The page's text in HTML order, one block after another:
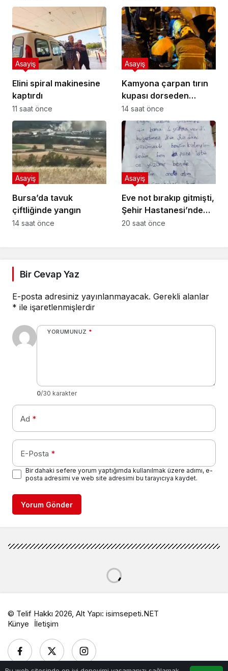
Elini spiral makinesine
kaptırdı
Asayiş
11 saat önce
Kamyona çarpan tırın
kupası dorseden
ayrıldı: 1 ağır yaralı
Asayiş
14 saat önce
Bursa’da tavuk
çiftliğinde yangın
Asayiş
14 saat önce
Eve not bırakıp gitmişti,
Şehir Hastanesi’nde
bulundu
Asayiş
20 saat önce
Bir Cevap Yaz
E-posta adresiniz yayınlanmayacak. Gerekli alanlar
* ile işaretlenmişlerdir
YORUMUNUZ *
0/30 karakter
Ad *
E-Posta *
Bir dahaki sefere yorum yaptığımda kullanılmak üzere adımı, e-
posta adresimi ve web site adresimi bu tarayıcıya kaydet.
Yorum Gönder
© Telif Hakkı 2026, Alt Yapı: isimsepeti.NET
Künye
İletişim